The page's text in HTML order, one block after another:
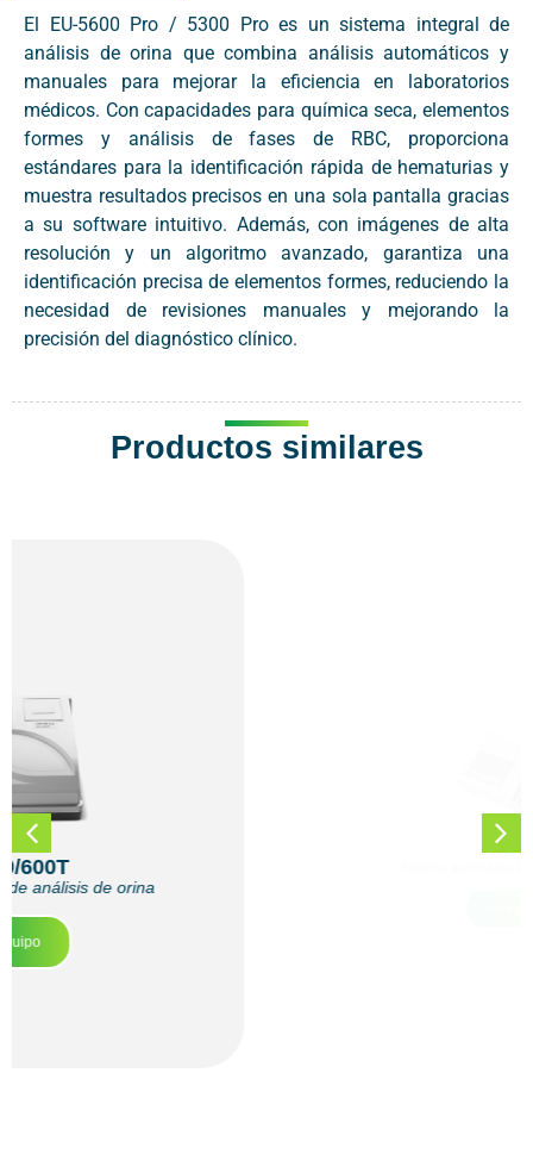
El EU-5600 Pro / 5300 Pro es un sistema integral de
análisis de orina que combina análisis automáticos y
manuales para mejorar la eficiencia en laboratorios
médicos. Con capacidades para química seca, elementos
formes y análisis de fases de RBC, proporciona
estándares para la identificación rápida de hematurias y
muestra resultados precisos en una sola pantalla gracias
a su software intuitivo. Además, con imágenes de alta
resolución y un algoritmo avanzado, garantiza una
identificación precisa de elementos formes, reduciendo la
necesidad de revisiones manuales y mejorando la
precisión del diagnóstico clínico.
Productos similares